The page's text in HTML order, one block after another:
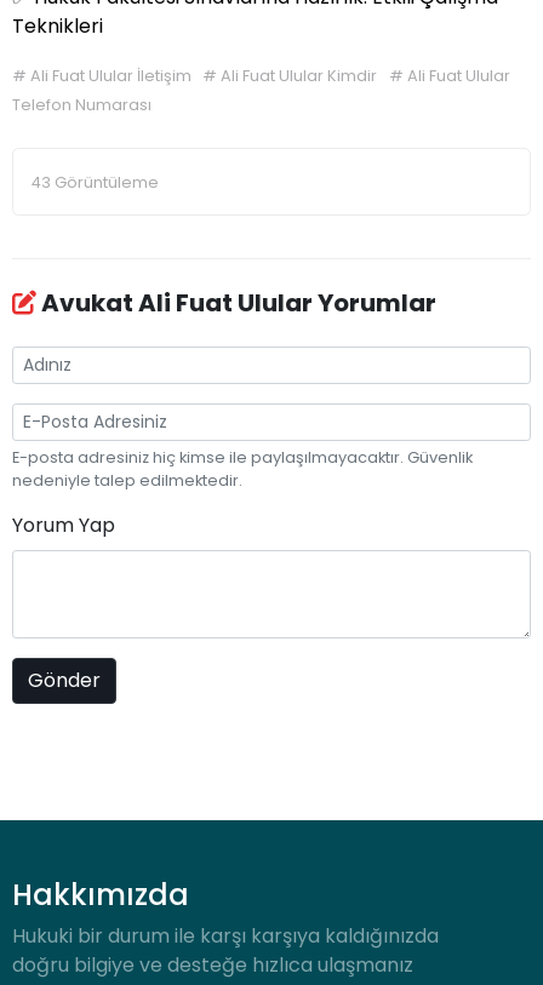
Teknikleri
# Ali Fuat Ulular İletişim #Ali Fuat Ulular Kimdir # Ali Fuat Ulular
Telefon Numarası
43 Görüntüleme
Avukat Ali Fuat Ulular Yorumlar
E-posta adresiniz hiç kimse ile paylaşılmayacaktır. Güvenlik
nedeniyle talep edilmektedir.
Yorum Yap
Hakkımızda
Hukuki bir durum ile karşı karşıya kaldığınızda
doğru bilgiye ve desteğe hızlıca ulaşmanız